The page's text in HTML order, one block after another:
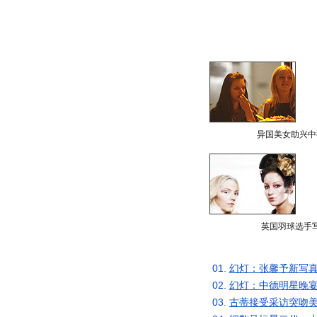
异国美女助兴
英国羽球选手
01. 幻灯：张馨予新写
02. 幻灯：中德明星晚
03. 古蒂接受采访突吻